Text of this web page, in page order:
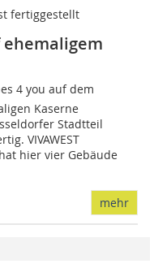
fertiggestellt
ehemaligem
4 you auf dem
Kaserne
Stadtteil
VIVAWEST
hier vier Gebäude
mehr